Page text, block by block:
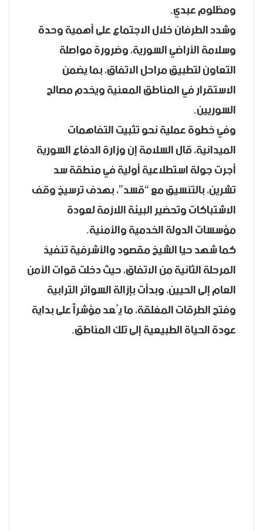
ومظلوم عبدي.
وشدد الطرفان خلال الاجتماع على أهمية وحدة
وسلامة الأراضي السورية، وضرورة مواصلة
التعاون لتطبيق مراحل الاتفاق، بما يضمن
الاستقرار في المناطق المعنية ويخدم مصالح
السوريين.
وفي خطوة عملية نحو تثبيت التفاهمات
الميدانية، قال السلامة إن وزارة الدفاع السورية
أجرت جولة استطلاعية أولية في منطقة سد
تشرين، بالتنسيق مع “قسد”، بهدف ترسيخ وقف
الاشتباكات وتحضير البيئة اللازمة لعودة
مؤسسات الدولة الخدمية والأمنية.
كما شهد حيا الشيخ مقصود والأشرفية تنفيذ
المرحلة الثانية من الاتفاق، حيث دخلت قوات الأمن
العام إلى الحيين، وبدأت بإزالة السواتر الترابية
وفتح الطرقات المغلقة، ما يُعد مؤشراً على بداية
عودة الحياة الطبيعية إلى تلك المناطق.